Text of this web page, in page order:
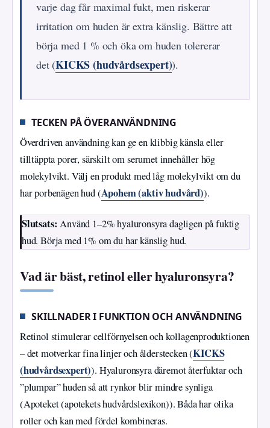
varje dag får maximal fukt, men riskerar
irritation om huden är extra känslig. Bättre att
börja med 1 % och öka om huden tolererar
det (KICKS (hudvårdsexpert)).
TECKEN PÅ ÖVERANVÄNDNING
Överdriven användning kan ge en klibbig känsla eller
tilltäppta porer, särskilt om serumet innehåller hög
molekylvikt. Välj en produkt med låg molekylvikt om du
har porbenägen hud (Apohem (aktiv hudvård)).
Slutsats: Använd 1–2% hyaluronsyra dagligen på fuktig
hud. Börja med 1% om du har känslig hud.
Vad är bäst, retinol eller hyaluronsyra?
SKILLNADER I FUNKTION OCH ANVÄNDNING
Retinol stimulerar cellförnyelsen och kollagenproduktionen
– det motverkar fina linjer och ålderstecken (KICKS
(hudvårdsexpert)). Hyaluronsyra däremot återfuktar och
”plumpar” huden så att rynkor blir mindre synliga
(Apoteket (apotekets hudvårdslexikon)). Båda har olika
roller och kan med fördel kombineras.